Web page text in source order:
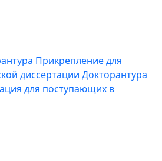
Прикрепление для
диссертации Докторантура
для поступающих в